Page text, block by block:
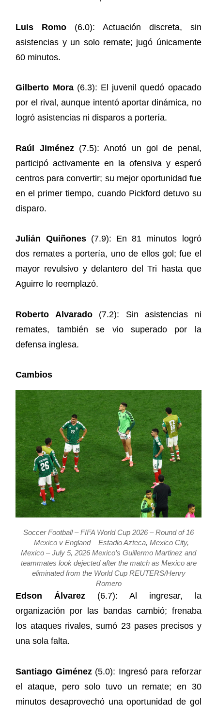
Luis Romo (6.0): Actuación discreta, sin
asistencias y un solo remate; jugó únicamente
60 minutos.
Gilberto Mora(6.3): El juvenil quedó opacado
por el rival, aunque intentó aportar dinámica, no
logró asistencias ni disparos a portería.
Raúl Jiménez(7.5): Anotó un gol de penal,
participó activamente en la ofensiva y esperó
centros para convertir; su mejor oportunidad fue
en el primer tiempo, cuando Pickford detuvo su
disparo.
Julián Quiñones(7.9): En 81 minutos logró
dos remates a portería, uno de ellos gol; fue el
mayor revulsivo y delantero del Tri hasta que
Aguirre lo reemplazó.
Roberto Alvarado(7.2): Sin asistencias ni
remates, también se vio superado por la
defensa inglesa.
Cambios
Soccer Football – FIFA World Cup 2026 – Round of 16
– Mexico v England – Estadio Azteca, Mexico City,
Mexico – July 5, 2026 Mexico’s Guillermo Martinez and
teammates look dejected after the match as Mexico are
eliminated from the World Cup REUTERS/Henry
Romero
Edson Álvarez (6.7): Al ingresar, la
organización por las bandas cambió; frenaba
los ataques rivales, sumó 23 pases precisos y
una sola falta.
Santiago Giménez(5.0): Ingresó para reforzar
el ataque, pero solo tuvo un remate; en 30
minutos desaprovechó una oportunidad de gol